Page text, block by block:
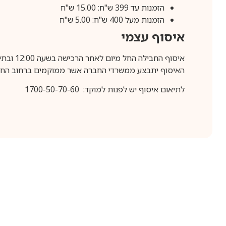
הזמנות עד 399 ש"ח: 15.00 ש"ח
הזמנות מעל 400 ש"ח: 5.00 ש"ח
איסוף עצמי
איסוף החבילה החל מיום לאחר הרכישה בשעה 12:00 ובתיאום מראש בלבד.
האיסוף יתבצע ממשרדי החברה אשר ממוקמים ברחוב החרושת 25,
לתיאום איסוף יש לפנות למוקד: 1700-50-70-60